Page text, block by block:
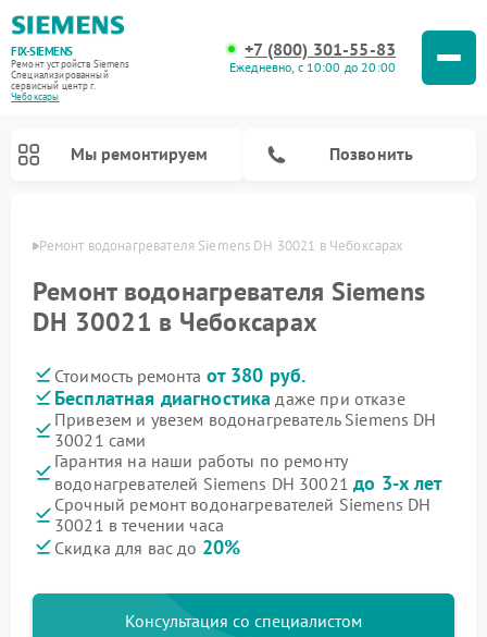
FIX-SIEMENS
Ремонт устройств Siemens
Специализированный
cервисный центр г.
Чебоксары
+7 (800) 301-55-83
Ежедневно, с 10:00 до 20:00
Мы ремонтируем Позвонить
Ремонт водонагревателя Siemens DH 30021 в Чебоксарах
Ремонт водонагревателя Siemens
DH 30021 в Чебоксарах
Стоимость ремонта от 380 руб.
Бесплатная диагностика даже при отказе
Привезем и увезем водонагреватель Siemens DH
30021 сами
Гарантия на наши работы по ремонту
водонагревателей Siemens DH 30021до 3-х лет
Срочный ремонт водонагревателей Siemens DH
30021 в течении часа
Скидка для вас до 20%
Консультация со специалистом